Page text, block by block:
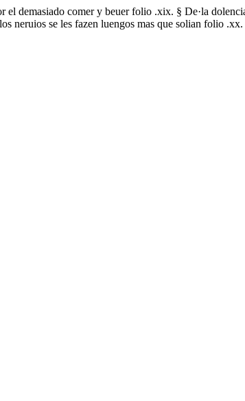
el demasiado comer y beuer folio .xix. § De·la
neruios se les fazen luengos mas que solian folio